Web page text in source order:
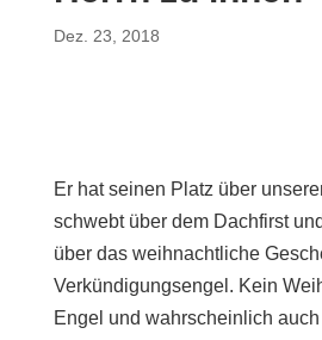
Dez. 23, 2018
Er hat seinen Platz über
schwebt über dem Dachfirst
über das weihnachtliche
Verkündigungsengel. Kein
Engel und wahrscheinlich